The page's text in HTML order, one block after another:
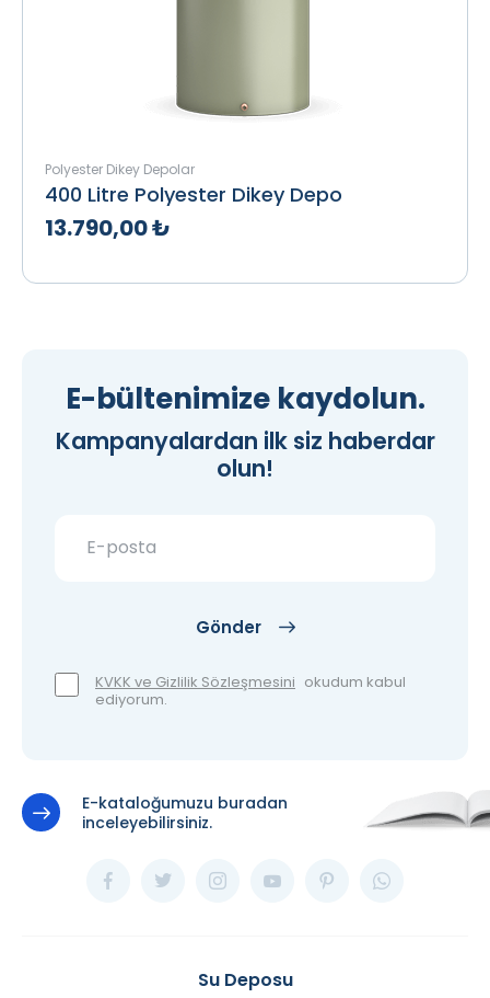
Polyester Dikey Depolar
400 Litre Polyester Dikey Depo
13.790,00 ₺
Teklif Al İncele
E-bültenimize kaydolun.
Kampanyalardan ilk siz haberdar
olun!
Gönder
KVKK ve Gizlilik Sözleşmesini okudum kabul
ediyorum.
E-kataloğumuzu buradan
inceleyebilirsiniz.
Su Deposu